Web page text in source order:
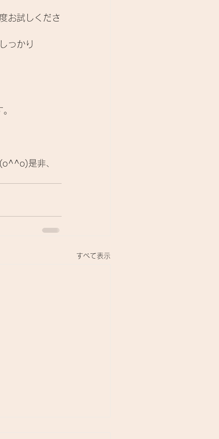
お試しくださ
っかり
是非、
すべて表示